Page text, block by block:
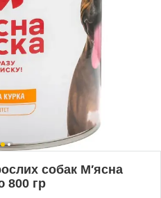
собак М′ясна
800 гр